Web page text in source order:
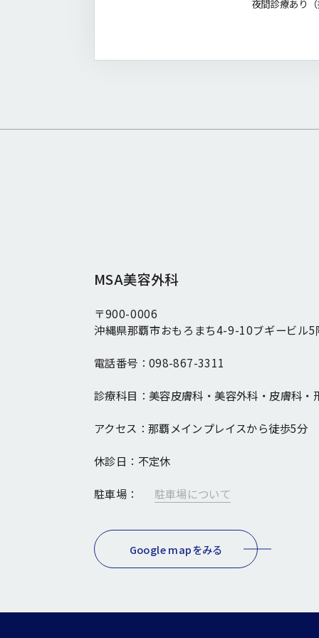
夜間診療あり
MSA美容外科
〒900-0006
沖縄県那覇市おもろまち4-9-10ブギービル5
電話番号： 098-867-3311
診療科目： 美容皮膚科・美容外科・皮膚科・
アクセス： 那覇メインプレイスから徒歩5分
休診日： 不定休
駐車場： 駐車場について
Google mapをみる